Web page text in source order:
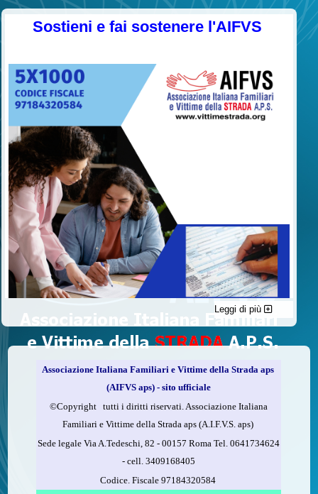
Sostieni e fai sostenere l'AIFVS
C'è un modo di contribuire alle attività dell’A.I.F.V.S. a favore
delle vittime della strada e per dare giustizia ai superstiti ed ai
loro familiari che non costa nulla: devolvere il 5 per mille della
Compila la scheda CUD o del modello 730.
Firma nel riquadro indicato come “Sostegno delle
organizzazioni non lucrative di utilità sociale, delle associazioni
Indica nel riquadro il codice fiscale dell’A.I.F.V.S.:
Leggi di più
Associazione Italiana Familiari e Vittime della Strada aps
(AIFVS aps) - sito ufficiale
©​Copyright tutti i diritti riservati. Associazione Italiana
Familiari e Vittime della Strada aps (A.I.F.V.S. aps)
Sede legale Via A.Tedeschi, 82 - 00157 Roma Tel. 0641734624
-cell.3409168405
Codice. Fiscale 97184320584